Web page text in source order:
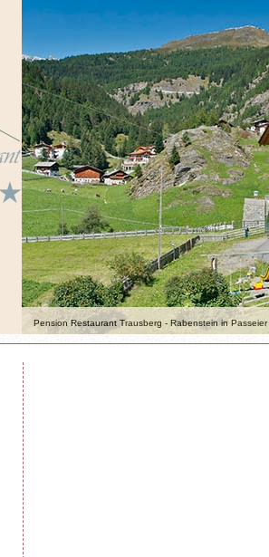
Pension Restaurant Trausberg - Rabenstein in Passeier